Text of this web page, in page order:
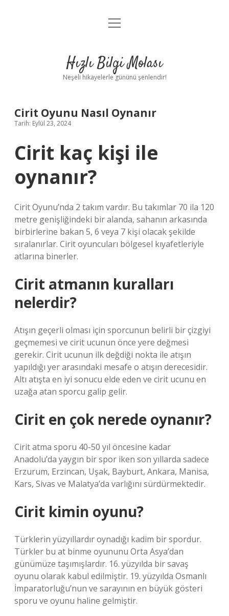
Anasayfa
Yasal Uyarı
menüyü
Hızlı Bilgi Molası
Neşeli hikayelerle gününü şenlendir!
Cirit Oyunu Nasıl Oynanır
Tarih: Eylül 23, 2024
Cirit kaç kişi ile
oynanır?
Cirit Oyunu’nda 2 takım vardır. Bu takımlar 70 ila 120
metre genişliğindeki bir alanda, sahanın arkasında
birbirlerine bakan 5, 6 veya 7 kişi olacak şekilde
sıralanırlar. Cirit oyuncuları bölgesel kıyafetleriyle
atlarına binerler.
Cirit atmanın kuralları
nelerdir?
Atışın geçerli olması için sporcunun belirli bir çizgiyi
geçmemesi ve cirit ucunun önce yere değmesi
gerekir. Cirit ucunun ilk değdiği nokta ile atışın
yapıldığı yer arasındaki mesafe o atışın derecesidir.
Altı atışta en iyi sonucu elde eden ve cirit ucunu en
uzağa atan sporcu galip gelir.
Cirit en çok nerede oynanır?
Cirit atma sporu 40-50 yıl öncesine kadar
Anadolu’da yaygın bir spor iken son yıllarda sadece
Erzurum, Erzincan, Uşak, Bayburt, Ankara, Manisa,
Kars, Sivas ve Malatya’da varlığını sürdürmektedir.
Cirit kimin oyunu?
Türklerin yüzyıllardır oynadığı kadim bir spordur.
Türkler bu at binme oyununu Orta Asya’dan
günümüze taşımışlardır. 16. yüzyılda bir savaş
oyunu olarak kabul edilmiştir. 19. yüzyılda Osmanlı
İmparatorluğu’nun ve sarayının en büyük gösteri
sporu ve oyunu haline gelmiştir.